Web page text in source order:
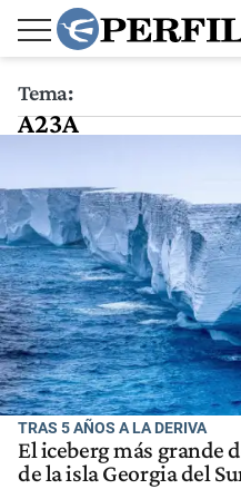
Tema:
A23A
TRAS 5 AÑOS A LA DERIVA
El iceberg más grande
de la isla Georgia del